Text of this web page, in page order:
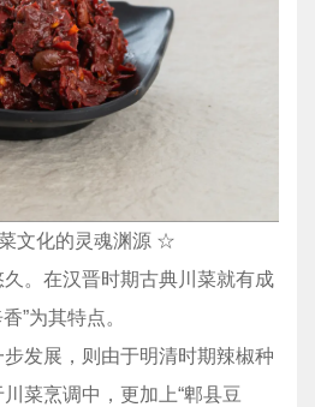
文化的灵魂渊源 ☆
久。在汉晋时期古典川菜就有成
”为其特点。
发展，则由于明清时期辣椒种
菜烹调中，更加上“郫县豆